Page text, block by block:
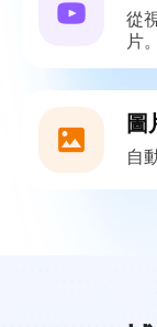
從
片。
圖
自